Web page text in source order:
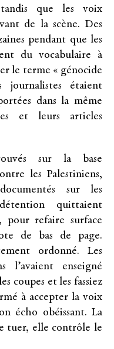
que les voix
de la scène. Des
pendant que les
du vocabulaire à
le terme « génocide
étaient
dans la même
et leurs articles
sur la base
les Palestiniens,
sur les
quittaient
pour refaire surface
de bas de page.
ordonné. Les
l’avaient enseigné
coupes et les fassiez
à accepter la voix
écho obéissant. La
tuer, elle contrôle le